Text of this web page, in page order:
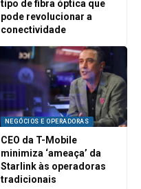
tipo de fibra óptica que
pode revolucionar a
conectividade
NEGÓCIOS E OPERADORAS
CEO da T-Mobile
minimiza ‘ameaça’ da
Starlink às operadoras
tradicionais